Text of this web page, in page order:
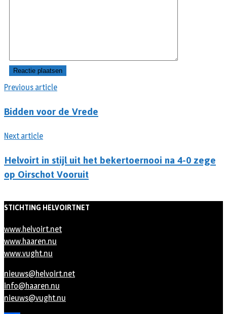
Previous article
Bidden voor de Vrede
Next article
Helvoirt in stijl uit het bekertoernooi na 4-0 zege
op Oirschot Vooruit
STICHTING HELVOIRTNET
www.helvoirt.net
www.haaren.nu
www.vught.nu
nieuws@helvoirt.net
info@haaren.nu
nieuws@vught.nu